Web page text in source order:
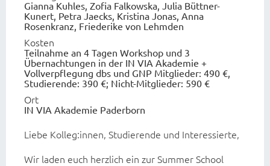
Gianna Kuhles, Zofia Falkowska, Julia Büttner-
Kunert, Petra Jaecks, Kristina Jonas, Anna
Rosenkranz, Friederike von Lehmden
Kosten
Teilnahme an 4 Tagen Workshop und 3
Übernachtungen in der IN VIA Akademie +
Vollverpflegung dbs und GNP Mitglieder: 490 €,
Studierende: 390 €; Nicht-Mitglieder: 590 €
Ort
IN VIA Akademie Paderborn
Liebe Kolleg:innen, Studierende und Interessierte,
Wir laden euch herzlich ein zur Summer School